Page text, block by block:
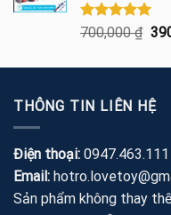
Được xếp
hạng
5.00
700,000₫ Giá
là:
THÔNG TIN LIÊN HỆ
Điện thoại: 0947.463.111
Email:
Sản phẩm không thay